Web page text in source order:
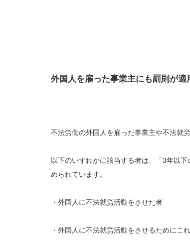
外国人を雇った事業主にも罰則が適
不法労働の外国人を雇った事業主や不法就
以下のいずれかに該当する者は、「3年以
められています。
・外国人に不法就労活動をさせた者
・外国人に不法就労活動をさせるためにこ